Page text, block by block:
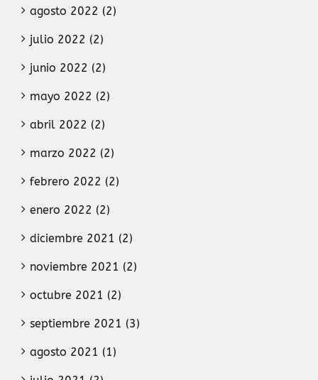
agosto 2022 (2)
julio 2022 (2)
junio 2022 (2)
mayo 2022 (2)
abril 2022 (2)
marzo 2022 (2)
febrero 2022 (2)
enero 2022 (2)
diciembre 2021 (2)
noviembre 2021 (2)
octubre 2021 (2)
septiembre 2021 (3)
agosto 2021 (1)